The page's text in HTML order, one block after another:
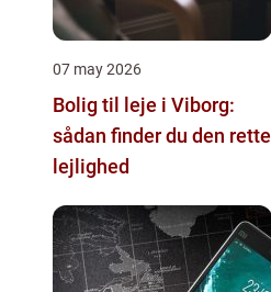
07 may 2026
Bolig til leje i Viborg:
sådan finder du den rette
lejlighed